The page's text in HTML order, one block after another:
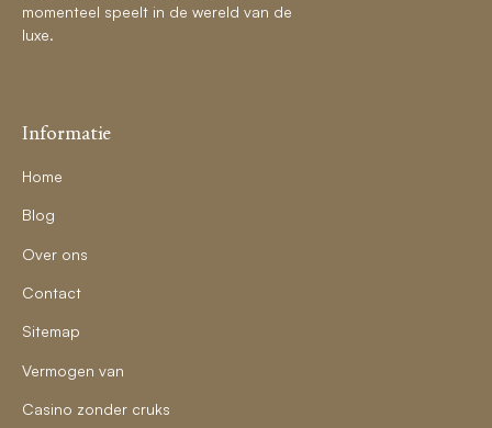
momenteel speelt in de wereld van de
luxe.
Informatie
Home
Blog
Over ons
Contact
Sitemap
Vermogen van
Casino zonder cruks